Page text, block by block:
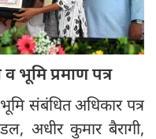
भूमि प्रमाण पत्र
संबंधित अधिकार पत्र
अधीर कुमार बैरागी,